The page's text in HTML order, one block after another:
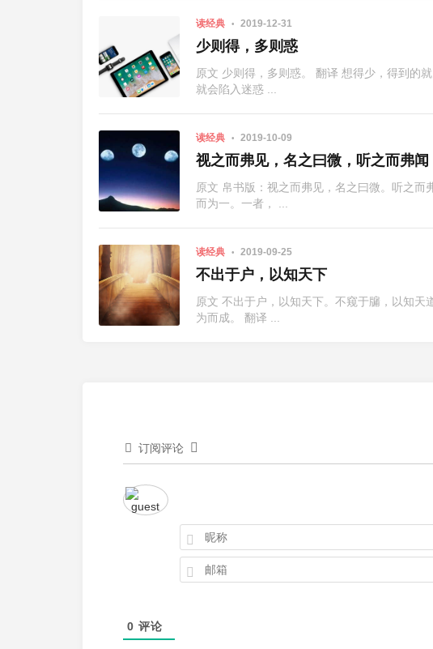
读经典 2019-12-31
少则得，多则惑
原文 少则得，多则惑。 翻译 想得少，得到的
就会陷入迷惑 ...
读经典 2019-10-09
视之而弗见，名之曰微，听之而弗
原文 帛书版：视之而弗见，名之曰微。听之
而为一。一者， ...
读经典 2019-09-25
不出于户，以知天下
原文 不出于户，以知天下。不窥于牖，以知
为而成。 翻译 ...
订阅评论
0 评论